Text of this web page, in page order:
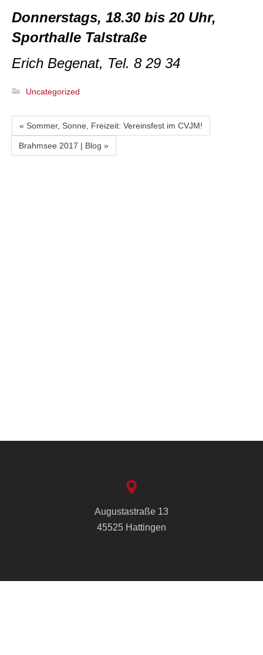
Donnerstags, 18.30 bis 20 Uhr,
Sporthalle Talstraße
Erich Begenat, Tel. 8 29 34
Uncategorized
« Sommer, Sonne, Freizeit: Vereinsfest im CVJM!
Brahmsee 2017 | Blog »
Augustastraße 13
45525 Hattingen